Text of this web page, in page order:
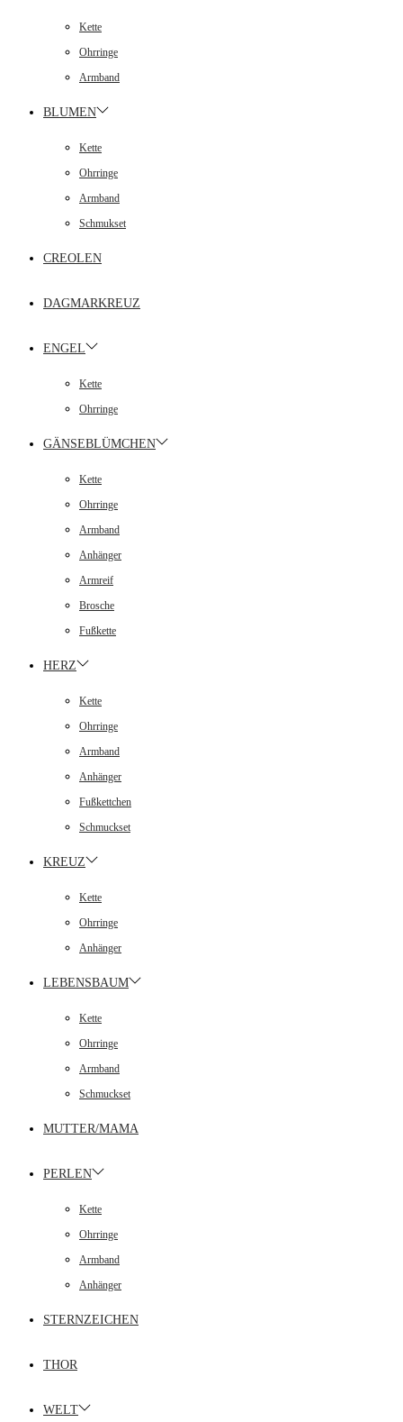
Kette
Ohrringe
Armband
BLUMEN
Kette
Ohrringe
Armband
Schmukset
CREOLEN
DAGMARKREUZ
ENGEL
Kette
Ohrringe
GÄNSEBLÜMCHEN
Kette
Ohrringe
Armband
Anhänger
Armreif
Brosche
Fußkette
HERZ
Kette
Ohrringe
Armband
Anhänger
Fußkettchen
Schmuckset
KREUZ
Kette
Ohrringe
Anhänger
LEBENSBAUM
Kette
Ohrringe
Armband
Schmuckset
MUTTER/MAMA
PERLEN
Kette
Ohrringe
Armband
Anhänger
STERNZEICHEN
THOR
WELT